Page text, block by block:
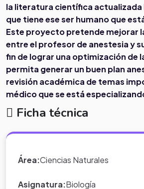
la literatura científica
que tiene ese ser humano que
Este proyecto pretende mejorar
entre el profesor de anestesia y
fin de lograr una optimización de
permita generar un buen plan
revisión académica de temas
médico que se está
Ficha técnica
Área:Ciencias Naturales
Asignatura:Biología